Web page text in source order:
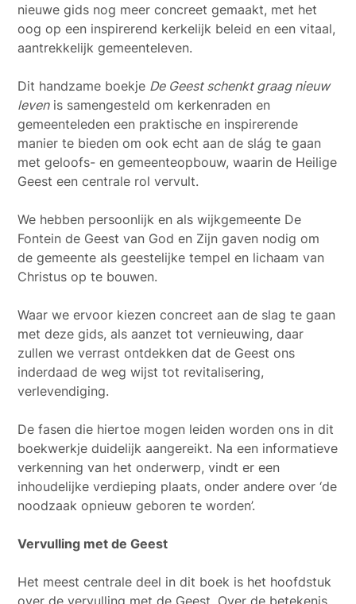
nieuwe gids nog meer concreet gemaakt, met het
oog op een inspirerend kerkelijk beleid en een vitaal,
aantrekkelijk gemeenteleven.
Dit handzame boekje De Geest schenkt graag nieuw
levenis samengesteld om kerkenraden en
gemeenteleden een praktische en inspirerende
manier te bieden om ook echt aan de slág te gaan
met geloofs- en gemeenteopbouw, waarin de Heilige
Geest een centrale rol vervult.
We hebben persoonlijk en als wijkgemeente De
Fontein de Geest van God en Zijn gaven nodig om
de gemeente als geestelijke tempel en lichaam van
Christus op te bouwen.
Waar we ervoor kiezen concreet aan de slag te gaan
met deze gids, als aanzet tot vernieuwing, daar
zullen we verrast ontdekken dat de Geest ons
inderdaad de weg wijst tot revitalisering,
verlevendiging.
De fasen die hiertoe mogen leiden worden ons in dit
boekwerkje duidelijk aangereikt. Na een informatieve
verkenning van het onderwerp, vindt er een
inhoudelijke verdieping plaats, onder andere over ‘de
noodzaak opnieuw geboren te worden’.
Vervulling met de Geest
Het meest centrale deel in dit boek is het hoofdstuk
over de vervulling met de Geest. Over de betekenis